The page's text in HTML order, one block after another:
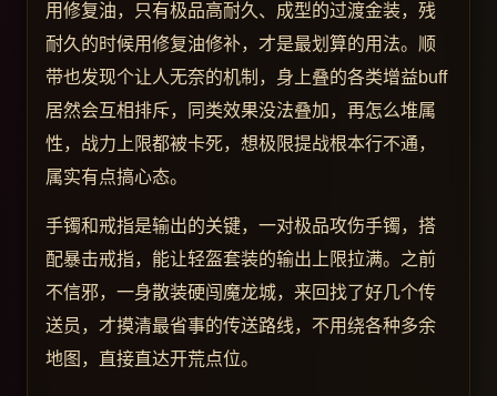
用修复油，只有极品高耐久、成型的过渡金装，残
耐久的时候用修复油修补，才是最划算的用法。顺
带也发现个让人无奈的机制，身上叠的各类增益buff
居然会互相排斥，同类效果没法叠加，再怎么堆属
性，战力上限都被卡死，想极限提战根本行不通，
属实有点搞心态。
手镯和戒指是输出的关键，一对极品攻伤手镯，搭
配暴击戒指，能让轻盔套装的输出上限拉满。之前
不信邪，一身散装硬闯魔龙城，来回找了好几个传
送员，才摸清最省事的传送路线，不用绕各种多余
地图，直接直达开荒点位。